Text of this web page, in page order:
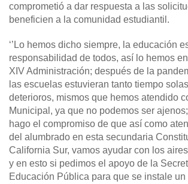
comprometió a dar respuesta a las
beneficien a la comunidad estudiantil.
‘’Lo hemos dicho siempre, la educación
responsabilidad de todos, así lo hemos
XIV Administración; después de la
las escuelas estuvieran tanto tiempo
deterioros, mismos que hemos atendido
Municipal, ya que no podemos ser
hago el compromiso de que así como
del alumbrado en esta secundaria
California Sur, vamos ayudar con los
y en esto si pedimos el apoyo de la
Educación Pública para que se instale un